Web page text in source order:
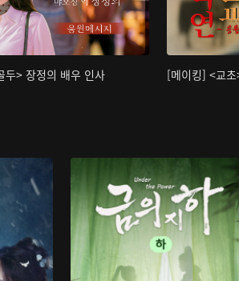
두> 장정의 배우 인사 [메이킹] <교